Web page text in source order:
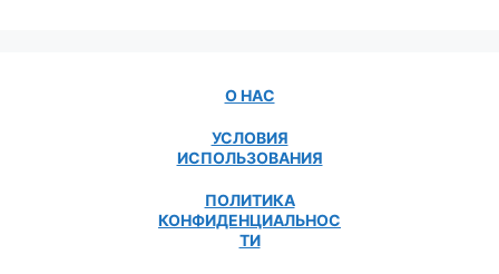
О НАС
УСЛОВИЯ
ИСПОЛЬЗОВАНИЯ
ПОЛИТИКА
КОНФИДЕНЦИАЛЬНОС
ТИ